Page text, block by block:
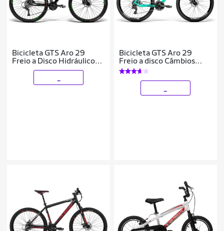
Bicicleta GTS Aro 29
Freio a Disco Hidráulico
Cubo k7 Câmbio Gtsm1
Amortecedor Com
Bicicleta GTS Aro 29
Freio a disco Câmbios
shimano Tourney 24
Marchas e suspensão|
GTS M1 New Expert